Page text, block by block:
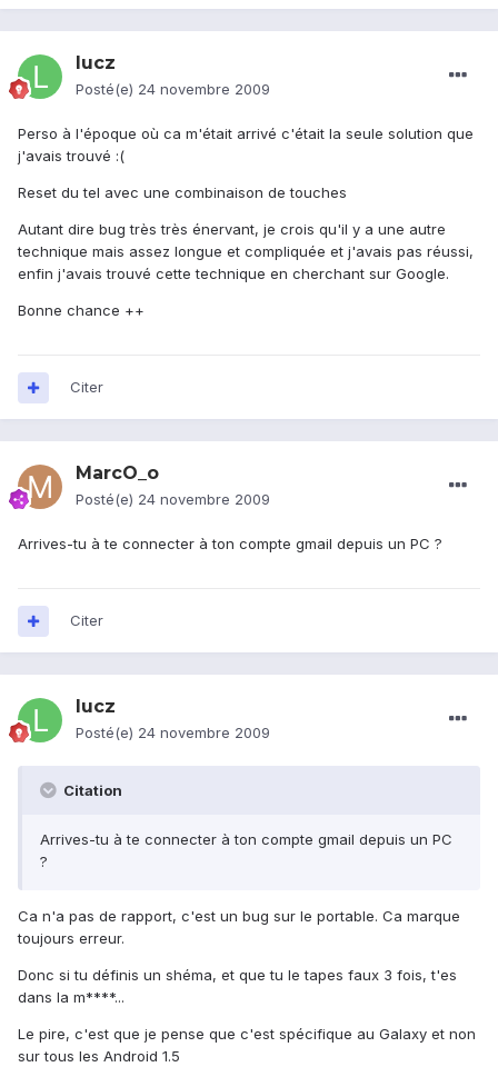
lucz
Posté(e) 24 novembre 2009
Perso à l'époque où ca m'était arrivé c'était la seule solution que
j'avais trouvé :(
Reset du tel avec une combinaison de touches
Autant dire bug très très énervant, je crois qu'il y a une autre
technique mais assez longue et compliquée et j'avais pas réussi,
enfin j'avais trouvé cette technique en cherchant sur Google.
Bonne chance ++
Citer
MarcO_o
Posté(e) 24 novembre 2009
Arrives-tu à te connecter à ton compte gmail depuis un PC ?
Citer
lucz
Posté(e) 24 novembre 2009
Citation
Arrives-tu à te connecter à ton compte gmail depuis un PC
?
Ca n'a pas de rapport, c'est un bug sur le portable. Ca marque
toujours erreur.
Donc si tu définis un shéma, et que tu le tapes faux 3 fois, t'es
dans la m****...
Le pire, c'est que je pense que c'est spécifique au Galaxy et non
sur tous les Android 1.5